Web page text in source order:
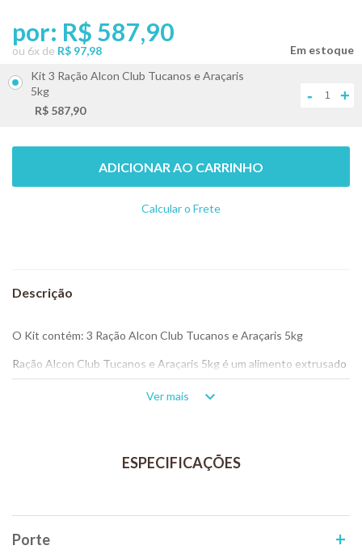
por: R$ 587,90
ou 6x de R$ 97,98
Kit 3 Ração Alcon Club Tucanos e Araçaris
5kg
R$ 587,90
- +
ADICIONAR AO CARRINHO
Calcular o Frete
Não sei meu CEP
O Kit contém: 3 Ração Alcon Club Tucanos e Araçaris 5kg
Ração Alcon Club Tucanos e Araçaris 5kg é um alimento extrusado
completo.
Adequadamente balanceado e enriquecido com vitaminas e
atrativos que ajudam na aceitação do alimento e na distração.
Composição: Fubá de milho, farelo de soja, óleo de soja refinado,
Ver mais
Porte